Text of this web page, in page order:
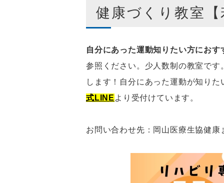
健康づくり教室【
自分にあった運動知りたい方におす
参照ください。少人数制の教室で
します！自分にあった運動が知り
式LINE より受付けています。
お問い合わせ先：岡山医療生協健康